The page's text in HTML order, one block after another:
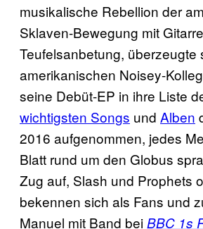
musikalische Rebellion der
Sklaven-Bewegung mit
Teufelsanbetung, überzeugte
amerikanischen Noisey-
seine Debüt-EP in ihre Liste
wichtigsten Songs und Alben
2016 aufgenommen, jedes
Blatt rund um den Globus
Zug auf, Slash und Prophets
bekennen sich als Fans und
Manuel mit Band beiBBC 1s